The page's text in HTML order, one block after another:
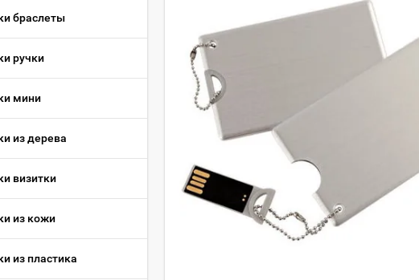
браслеты
ручки
мини
из дерева
визитки
из кожи
из пластика